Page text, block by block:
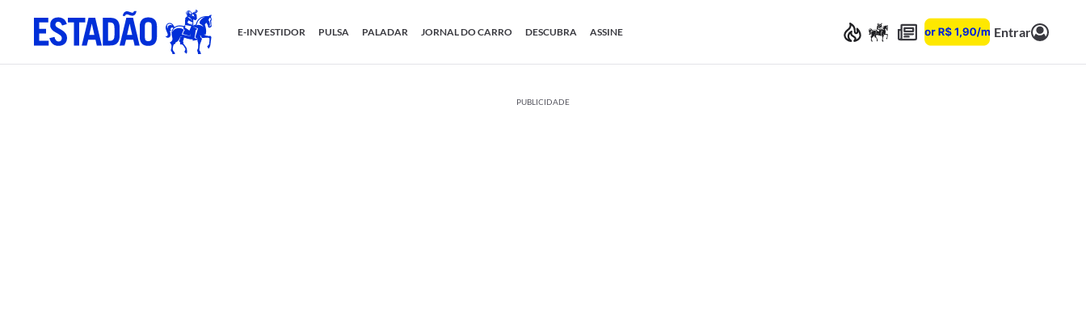
E-INVESTIDOR PULSA PALADAR JORNAL DO CARRO DESCUBRA ASSINE Entrar
PUBLICIDADE